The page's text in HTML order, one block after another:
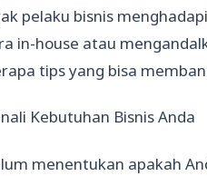
pelaku bisnis
in-house atau
tips yang bisa
Kebutuhan Bisnis Anda
menentukan apakah